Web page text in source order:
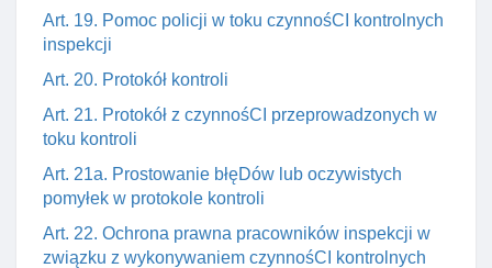
Art. 19. Pomoc policji w toku czynnośCI kontrolnych
inspekcji
Art. 20. Protokół kontroli
Art. 21. Protokół z czynnośCI przeprowadzonych w
toku kontroli
Art. 21a. Prostowanie błęDów lub oczywistych
pomyłek w protokole kontroli
Art. 22. Ochrona prawna pracowników inspekcji w
związku z wykonywaniem czynnośCI kontrolnych